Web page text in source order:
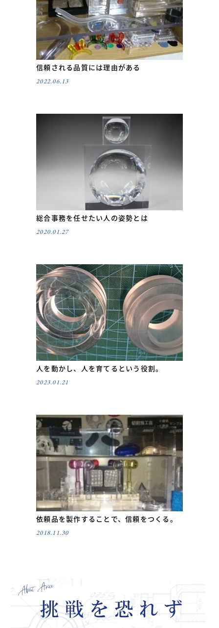
信頼される品質には理由がある
2022.06.13
総合事務を任せたい人の姿勢とは
2020.01.27
人を動かし、人を育てるという役割。
2023.01.21
依頼品を製作することで、信頼をつくる。
2018.11.30